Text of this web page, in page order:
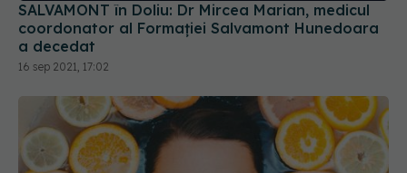
SALVAMONT în Doliu: Dr Mircea Marian, medicul
coordonator al Formației Salvamont Hunedoara
a decedat
16 sep 2021, 17:02